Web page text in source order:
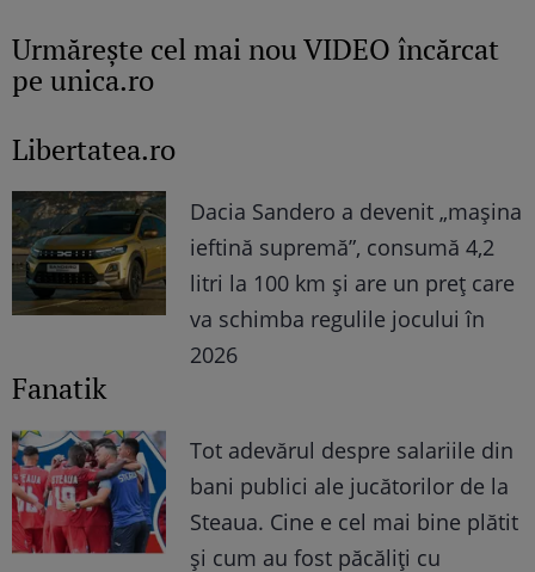
Urmăreşte cel mai nou VIDEO încărcat
pe unica.ro
Libertatea.ro
Dacia Sandero a devenit „mașina
ieftină supremă”, consumă 4,2
litri la 100 km și are un preț care
va schimba regulile jocului în
2026
Fanatik
Tot adevărul despre salariile din
bani publici ale jucătorilor de la
Steaua. Cine e cel mai bine plătit
și cum au fost păcăliți cu